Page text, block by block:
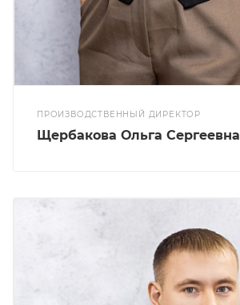
ПРОИЗВОДСТВЕННЫЙ ДИРЕКТОР
Щербакова Ольга Сергеевна